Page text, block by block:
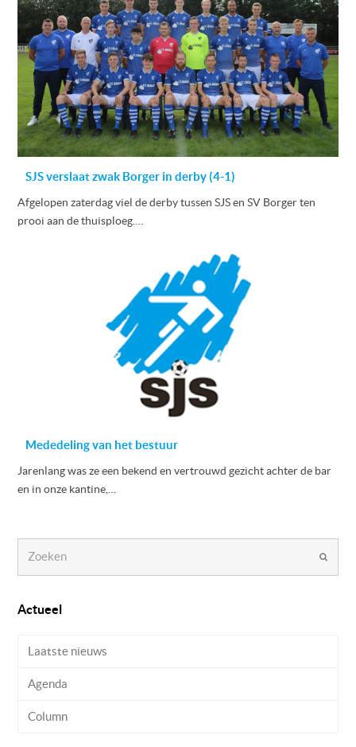
SJS verslaat zwak Borger in derby (4-1)
Afgelopen zaterdag viel de derby tussen SJS en SV Borger ten
prooi aan de thuisploeg.…
Mededeling van het bestuur
Jarenlang was ze een bekend en vertrouwd gezicht achter de bar
en in onze kantine,…
Actueel
Laatste nieuws
Agenda
Column